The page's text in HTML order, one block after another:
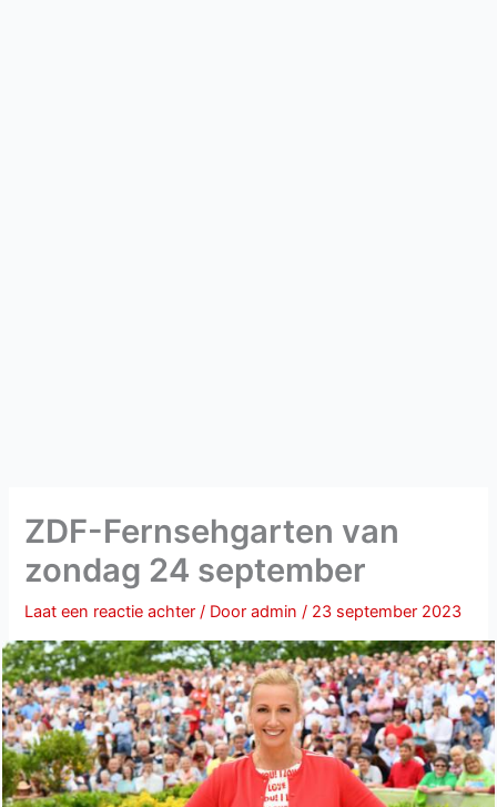
ZDF-Fernsehgarten van
zondag 24 september
Laat een reactie achter / Dooradmin/ 23 september 2023